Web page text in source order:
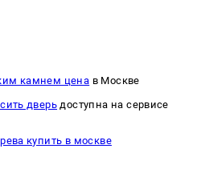
камнем цена в Москве
дверь доступна на сервисе
купить в москве